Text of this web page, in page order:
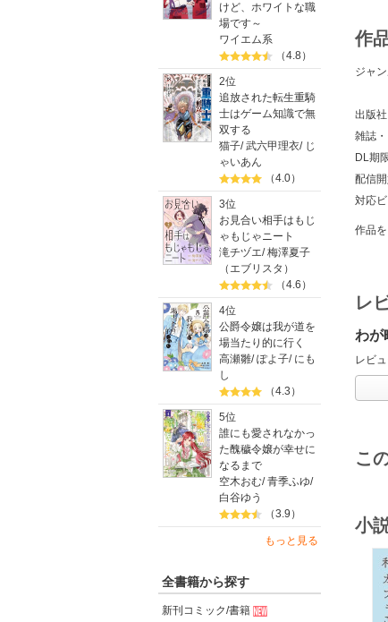
けど、ホワイトな職
場です～
ワイエム系
（4.8）
2位
追放された転生重騎
士はゲーム知識で無
双する
猫子/武六甲理衣/ じ
ゃいあん
（4.0）
3位
お見合い相手はもじ
ゃもじゃニート
滝チヅエ/梅澤夏子
（エブリスタ）
（4.6）
4位
公爵令嬢は我が道を
場当たり的に行く
高瀬雛/ぽよ子/ にも
し
（4.3）
5位
誰にも愛されなかっ
た醜穢令嬢が幸せに
なるまで
空木おむ/青季ふゆ/
白谷ゆう
（3.9）
もっと見る
全書籍から探す
新刊コミック/書籍
作
ジャ
出版社
雑誌
DL期
配信開
対応
作品
レ
わが
レビ
こ
小